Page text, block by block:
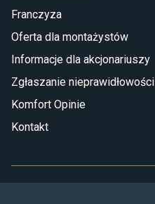
Franczyza
Oferta dla montażystów
Informacje dla akcjonariuszy
Zgłaszanie nieprawidłowości
Komfort Opinie
Kontakt